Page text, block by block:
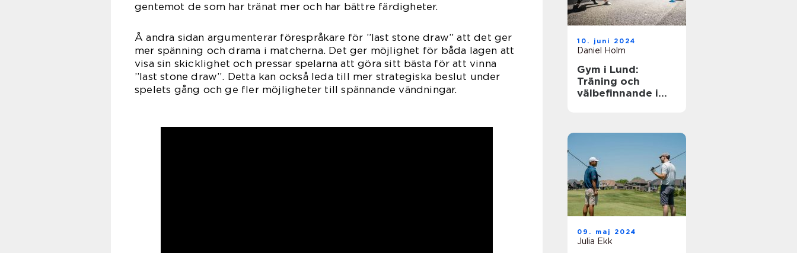
gentemot de som har tränat mer och har bättre färdigheter.
Å andra sidan argumenterar förespråkare för ”last stone draw” att det ger
mer spänning och drama i matcherna. Det ger möjlighet för båda lagen att
visa sin skicklighet och pressar spelarna att göra sitt bästa för att vinna
”last stone draw”. Detta kan också leda till mer strategiska beslut under
spelets gång och ge fler möjligheter till spännande vändningar.
10. juni 2024
Daniel Holm
Gym i Lund:
Träning och
välbefinnande i
09. maj 2024
Julia Ekk